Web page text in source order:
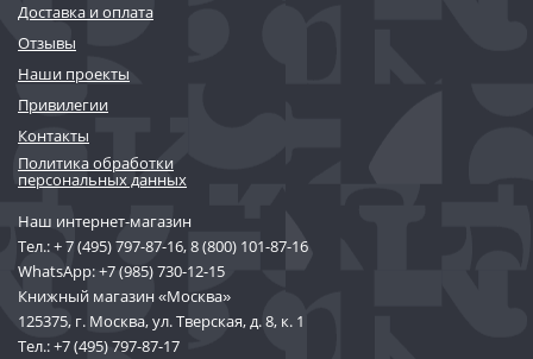
Доставка и оплата
Отзывы
Наши проекты
Привилегии
Контакты
Политика обработки
персональных данных
Наш интернет-магазин
Тел.:+ 7 (495) 797-87-16,8 (800) 101-87-16
WhatsApp:+7 (985) 730-12-15
Книжный магазин «Москва»
125375, г. Москва, ул. Тверская, д. 8, к. 1
Тел.:+7 (495) 797-87-17